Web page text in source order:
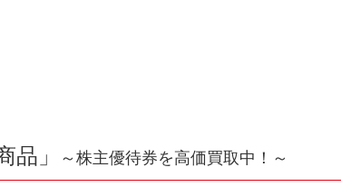
品」 ～株主優待券を高価買取中！～